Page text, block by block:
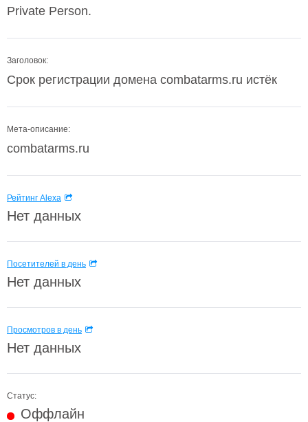
Private Person.
Заголовок:
Срок регистрации домена combatarms.ru истёк
Мета-описание:
combatarms.ru
Рейтинг Alexa
Нет данных
Посетителей в день
Нет данных
Просмотров в день
Нет данных
Статус:
Оффлайн